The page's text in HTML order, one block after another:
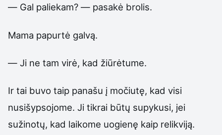
— Gal paliekam? — pasakė brolis.
Mama papurtė galvą.
— Ji ne tam virė, kad žiūrėtume.
Ir tai buvo taip panašu į močiutę, kad visi
nusišypsojome. Ji tikrai būtų supykusi, jei
sužinotų, kad laikome uogienę kaip relikviją.